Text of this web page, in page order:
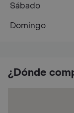
¿Dónde
Sábado
Domingo